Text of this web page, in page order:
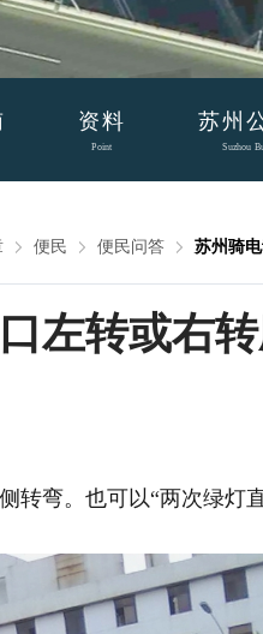
资料
Point
苏州
Suzhou
便民 便民问答 苏州骑
左转或右
弯。也可以“两次绿灯